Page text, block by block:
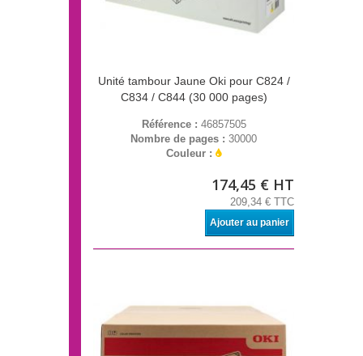
Unité tambour Jaune Oki pour C824 /
C834 / C844 (30 000 pages)
Référence : 46857505
Nombre de pages : 30000
Couleur :
174,45 € HT
209,34 € TTC
Ajouter au panier